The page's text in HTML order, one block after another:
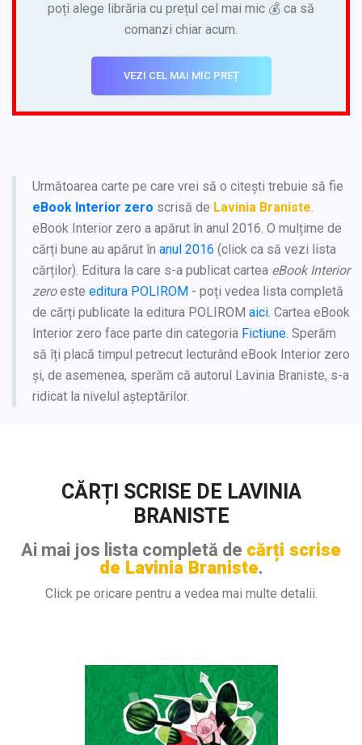
poți alege librăria cu prețul cel mai mic 💰 ca să
comanzi chiar acum.
VEZI CEL MAI MIC PREȚ
Următoarea carte pe care vrei să o citești trebuie să fie
eBook Interior zero scrisă de Lavinia Braniste.
eBook Interior zero a apărut în anul 2016. O mulțime de
cărți bune au apărut în anul 2016 (click ca să vezi lista
cărților). Editura la care s-a publicat cartea eBook Interior
zeroeste editura POLIROM - poți vedea lista completă
de cărți publicate la editura POLIROM aici. Cartea eBook
Interior zero face parte din categoria Fictiune. Sperăm
să îți placă timpul petrecut lecturând eBook Interior zero
și, de asemenea, sperăm că autorul Lavinia Braniste, s-a
ridicat la nivelul așteptărilor.
CĂRȚI SCRISE DE LAVINIA
BRANISTE
Ai mai jos lista completă de cărți scrise
de Lavinia Braniste.
Click pe oricare pentru a vedea mai multe detalii.